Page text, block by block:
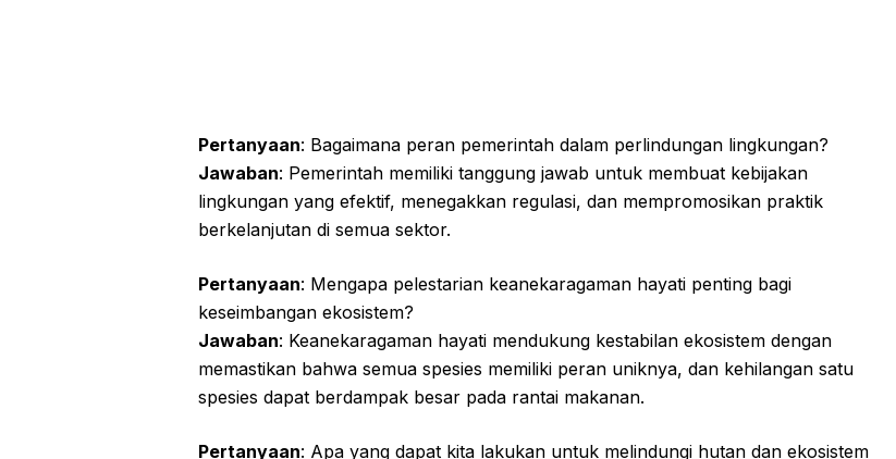
Pertanyaan: Bagaimana peran pemerintah dalam perlindungan lingkungan?
Jawaban: Pemerintah memiliki tanggung jawab untuk membuat kebijakan
lingkungan yang efektif, menegakkan regulasi, dan mempromosikan praktik
berkelanjutan di semua sektor.
Pertanyaan: Mengapa pelestarian keanekaragaman hayati penting bagi
keseimbangan ekosistem?
Jawaban: Keanekaragaman hayati mendukung kestabilan ekosistem dengan
memastikan bahwa semua spesies memiliki peran uniknya, dan kehilangan satu
spesies dapat berdampak besar pada rantai makanan.
Pertanyaan: Apa yang dapat kita lakukan untuk melindungi hutan dan ekosistem